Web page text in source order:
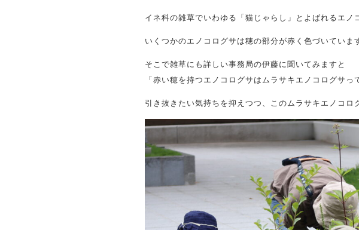
イネ科の雑草でいわゆる「猫じゃらし」とよばれるエノ
いくつかのエノコログサは穂の部分が赤く色づいていま
そこで雑草にも詳しい事務局の伊藤に聞いてみますと
「赤い穂を持つエノコログサはムラサキエノコログサ
引き抜きたい気持ちを抑えつつ、このムラサキエノコロ